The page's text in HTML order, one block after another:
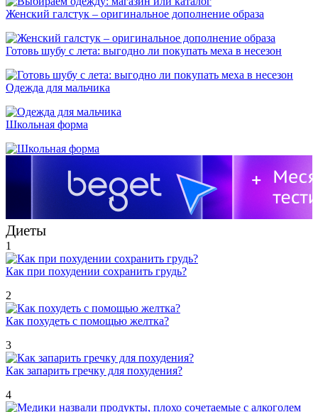
Женский галстук – оригинальное дополнение образа
Готовь шубу с лета: выгодно ли покупать меха в несезон
Одежда для мальчика
Школьная форма
Диеты
1
Как при похудении сохранить грудь?
2
Как похудеть с помощью желтка?
3
Как запарить гречку для похудения?
4